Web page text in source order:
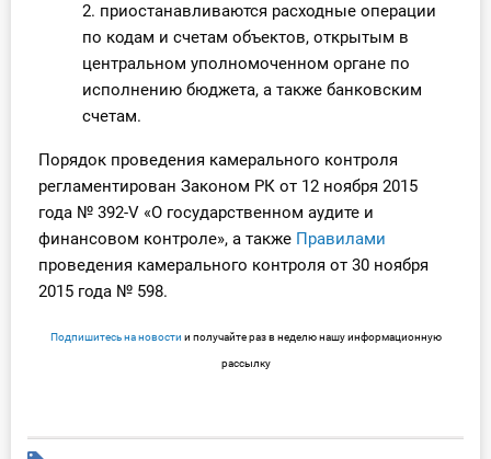
2. приостанавливаются расходные операции
по кодам и счетам объектов, открытым в
центральном уполномоченном органе по
исполнению бюджета, а также банковским
счетам.
Порядок проведения камерального контроля
регламентирован Законом РК от 12 ноября 2015
года № 392-V «О государственном аудите и
финансовом контроле», а также Правилами
проведения камерального контроля от 30 ноября
2015 года № 598.
Подпишитесь на новости и получайте раз в неделю нашу информационную
рассылку